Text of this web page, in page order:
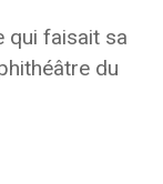
qui faisait sa
du